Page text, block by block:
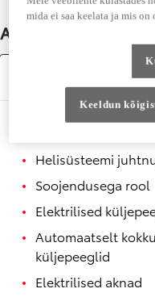
Auto üksikasjad
Helisüsteemi
Soojendusega rool
Elektrilised
Automaatselt
küljepeeglid
Elektrilised aknad
mida ei saa keelata ja mis
Keeldun